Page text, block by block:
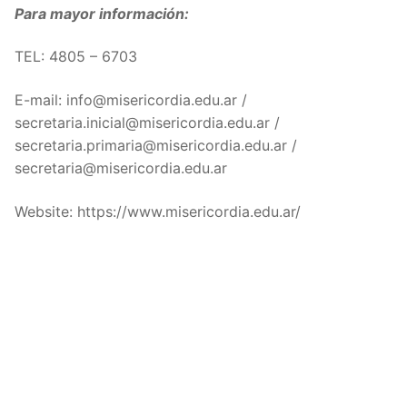
Para mayor información:
TEL: 4805 – 6703
E-mail: info@misericordia.edu.ar /
secretaria.inicial@misericordia.edu.ar /
secretaria.primaria@misericordia.edu.ar /
secretaria@misericordia.edu.ar
Website: https://www.misericordia.edu.ar/